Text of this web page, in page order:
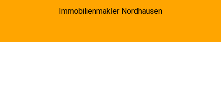
Immobilienmakler Nordhausen